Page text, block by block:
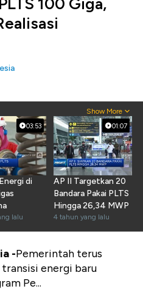
Show More
03:53
di
lalu
01:07
AP II Targetkan 20
Bandara Pakai PLTS
Hingga 26,34 MWP
4 tahun yang lalu
-Pemerintah terus
energi baru
Pe...